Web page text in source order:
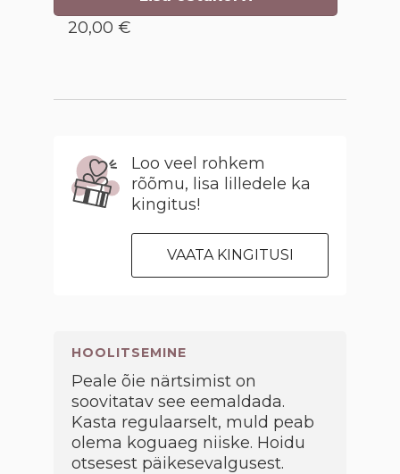
20,00 €
Loo veel rohkem
rõõmu, lisa lilledele ka
kingitus!
VAATA KINGITUSI
HOOLITSEMINE
Peale õie närtsimist on
soovitatav see eemaldada.
Kasta regulaarselt, muld peab
olema koguaeg niiske. Hoidu
otsesest päikesevalgusest.